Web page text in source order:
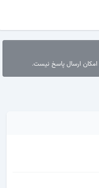
ارسال پاسخ نیست.